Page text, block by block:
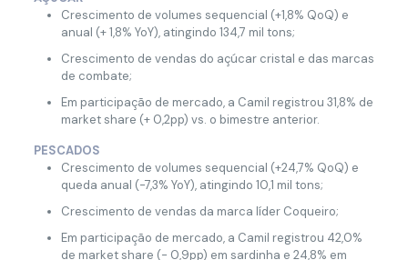
Crescimento de volumes sequencial (+1,8% QoQ) e
anual (+ 1,8% YoY), atingindo 134,7 mil tons;
Crescimento de vendas do açúcar cristal e das marcas
de combate;
Em participação de mercado, a Camil registrou 31,8% de
market share (+ 0,2pp) vs. o bimestre anterior.
PESCADOS
Crescimento de volumes sequencial (+24,7% QoQ) e
queda anual (-7,3% YoY), atingindo 10,1 mil tons;
Crescimento de vendas da marca líder Coqueiro;
Em participação de mercado, a Camil registrou 42,0%
de market share (- 0,9pp) em sardinha e 24,8% em